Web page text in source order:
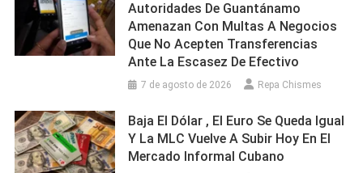
Autoridades De Guantánamo
Amenazan Con Multas A Negocios
Que No Acepten Transferencias
Ante La Escasez De Efectivo
7 de agosto de 2026 Repa Chismes
Baja El Dólar , El Euro Se Queda Igual
Y La MLC Vuelve A Subir Hoy En El
Mercado Informal Cubano